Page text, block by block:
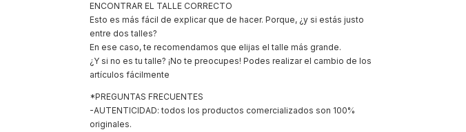
ENCONTRAR EL TALLE CORRECTO
Esto es más fácil de explicar que de hacer. Porque, ¿y si estás justo
entre dos talles?
En ese caso, te recomendamos que elijas el talle más grande.
¿Y si no es tu talle? ¡No te preocupes! Podes realizar el cambio de los
artículos fácilmente
*PREGUNTAS FRECUENTES
-AUTENTICIDAD: todos los productos comercializados son 100%
originales.